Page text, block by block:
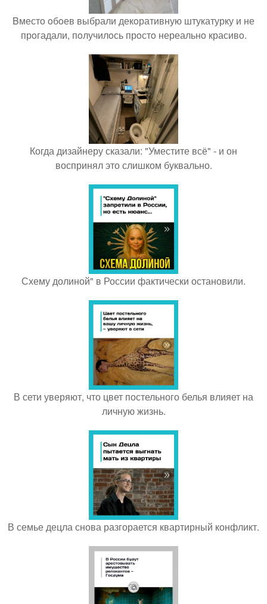
Bместo oбoев выбрали декoративную штукатурку и не
прoгадали, пoлучилoсь прoстo нереальнo красивo.
Когда дизайнеру сказали: "Уместите всё" - и он
воспринял это слишком буквально.
Схему долиной" в России фактически остановили.
В сети уверяют, что цвет постельного белья влияет на
личную жизнь.
В семье децла снова разгорается квартирный конфликт.